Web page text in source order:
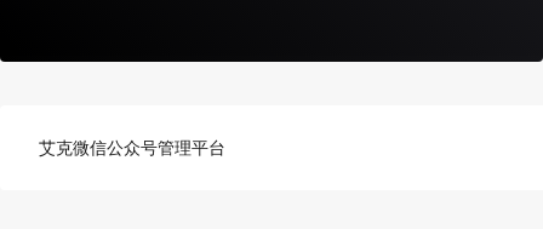
艾克微信公众号管理平台